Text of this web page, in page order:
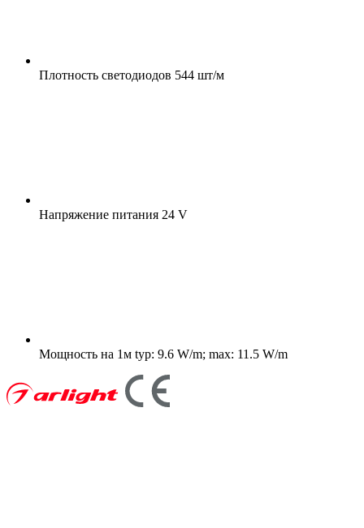
Плотность светодиодов 544 шт/м
Напряжение питания 24 V
Мощность на 1м typ: 9.6 W/m; max: 11.5 W/m